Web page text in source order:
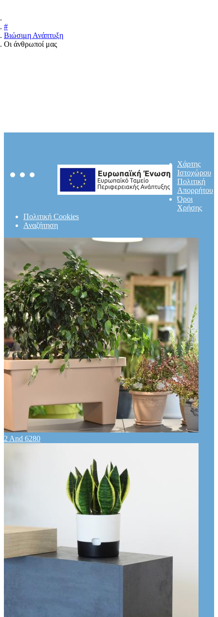
#
Βιώσιμη Ανάπτυξη
Οι άνθρωποί μας
Χάρτης
Ιστοχώρου
Πολιτική
Απορρήτου
Όροι
Χρήσης
Πολιτική Cookies
Αναζήτηση
2 And 6280